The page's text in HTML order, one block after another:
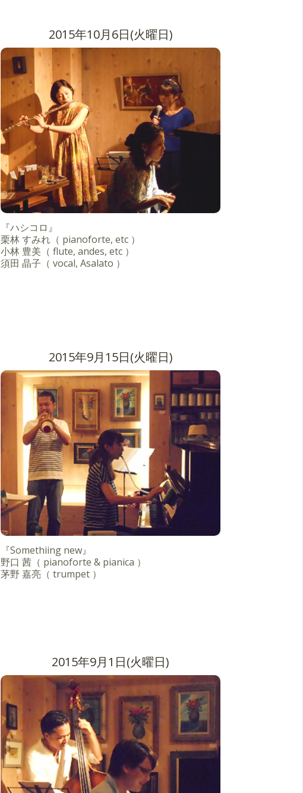
2015年10月6日(火曜日)
『ハシコロ』
栗林 すみれ（ pianoforte, etc ）
小林 豊美（ flute, andes, etc ）
須田 晶子（ vocal, Asalato ）
2015年9月15日(火曜日)
『Somethiing new』
野口 茜（ pianoforte & pianica ）
茅野 嘉亮（ trumpet ）
2015年9月1日(火曜日)